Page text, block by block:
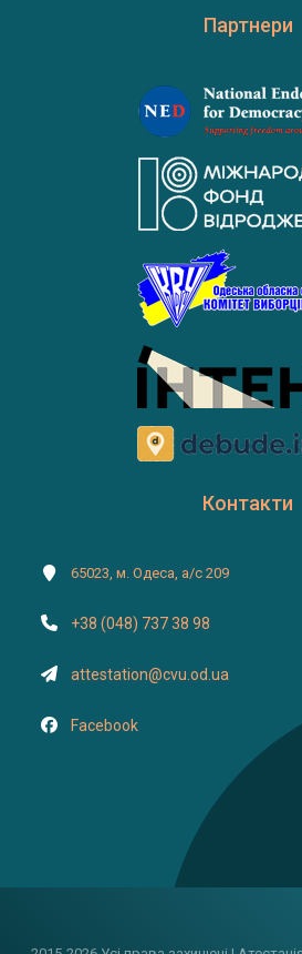
Партнери
Контакти
65023, м. Одеса, а/с 209
+38 (048) 737 38 98
attestation@cvu.od.ua
Facebook